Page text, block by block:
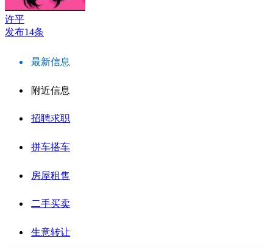
许平
发布14条
最新信息
附近信息
招聘求职
拼车搭车
房屋租售
二手买卖
生意转让